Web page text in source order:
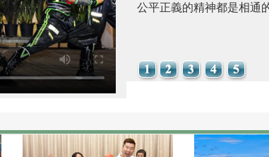
公平正義的精神都是相通的